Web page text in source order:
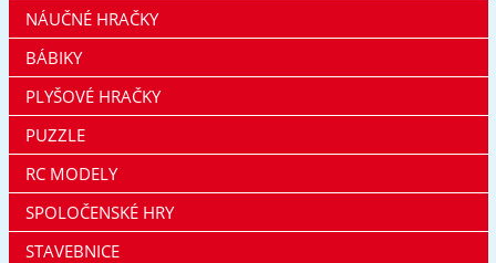
NÁUČNÉ HRAČKY
BÁBIKY
PLYŠOVÉ HRAČKY
PUZZLE
RC MODELY
SPOLOČENSKÉ HRY
STAVEBNICE